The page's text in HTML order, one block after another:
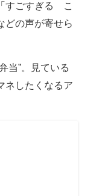
すごすぎる こ
どの声が寄せら
当”。見ている
ネしたくなるア